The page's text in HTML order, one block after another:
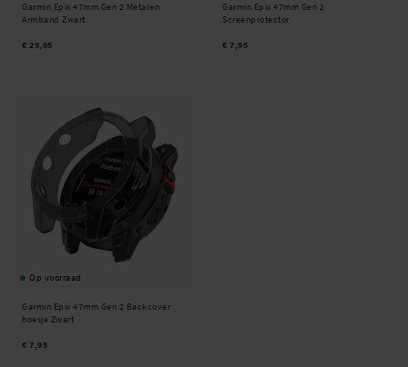
Garmin Epix 47mm Gen 2 Metalen
Armband Zwart
€ 29,95
Garmin Epix 47mm Gen 2
Screenprotector
€ 7,95
Op voorraad
Garmin Epix 47mm Gen 2 Backcover
hoesje Zwart
€ 7,95